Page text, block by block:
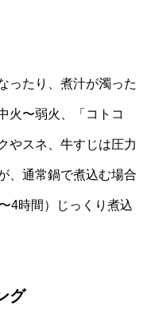
ったり、煮汁が濁った
火〜弱火、「コトコ
やスネ、牛すじは圧力
、通常鍋で煮込む場合
4時間）じっくり煮込
グ